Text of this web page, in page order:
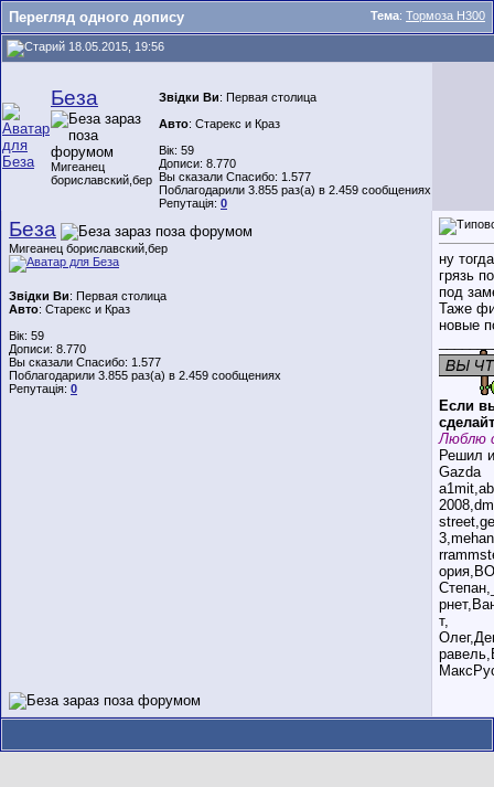
Тема: Тормоза Н300
Перегляд одного допису
18.05.2015, 19:56
Беза
Мигеанец
бориславский,бер
Звідки Ви: Первая столица
Авто: Старекс и Краз
Вік: 59
Дописи: 8.770
Вы сказали Спасибо: 1.577
Поблагодарили 3.855 раз(а) в 2.459 сообщениях
Репутація: 0
Беза
Мигеанец бориславский,бер
Звідки Ви: Первая столица
Авто: Старекс и Краз
Вік: 59
Дописи: 8.770
Вы сказали Спасибо: 1.577
Поблагодарили 3.855 раз(а) в 2.459 сообщениях
Репутація: 0
ну
грязь
под
Таже
новые
Если
Люблю
Решил
Gazda
т,